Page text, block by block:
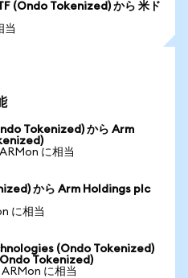
(Ondo Tokenized) から 米ド
当
Tokenized) から Arm
に相当
から Arm Holdings plc
に相当
(Ondo Tokenized)
Tokenized)
に相当